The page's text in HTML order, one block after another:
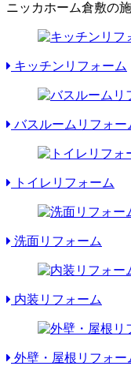
ニッカホーム倉敷の
キッチンリフォーム
バスルームリフォー
トイレリフォーム
洗面リフォーム
内装リフォーム
外壁・屋根リフォー